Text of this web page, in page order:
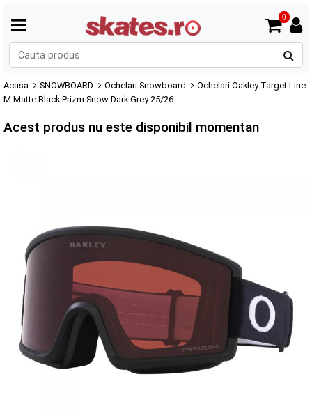
0
Acasa SNOWBOARD Ochelari Snowboard
Ochelari Oakley Target Line
M Matte Black Prizm Snow Dark Grey 25/26
Acest produs nu este disponibil momentan